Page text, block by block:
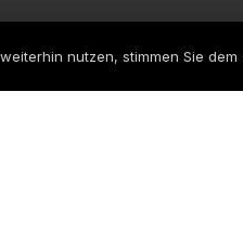
nutzen, stimmen Sie dem